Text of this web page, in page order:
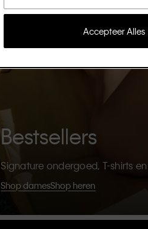
Bestsellers
Signature ondergoed, T-shirts
Shop damesShop heren
Accepteer Alles